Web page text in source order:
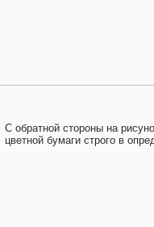
С обратной стороны на
цветной бумаги строго в